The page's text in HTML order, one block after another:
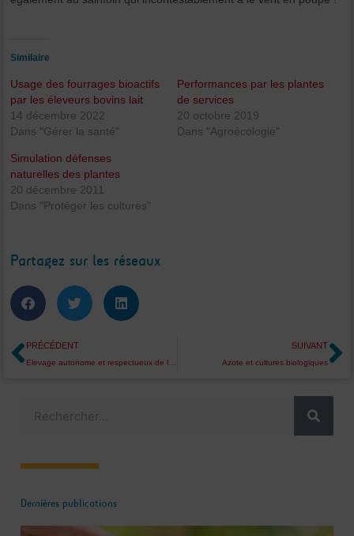
Similaire
Usage des fourrages bioactifs
par les éleveurs bovins lait
14 décembre 2022
Dans "Gérer la santé"
Performances par les plantes
de services
20 octobre 2019
Dans "Agroécologie"
Simulation défenses
naturelles des plantes
20 décembre 2011
Dans "Protéger les cultures"
Partagez sur les réseaux
Précédent
PRÉCÉDENT
Elevage autonome et respectueux de l’environnement
SUIVANT
Azote et cultures biologiques
Dernières publications